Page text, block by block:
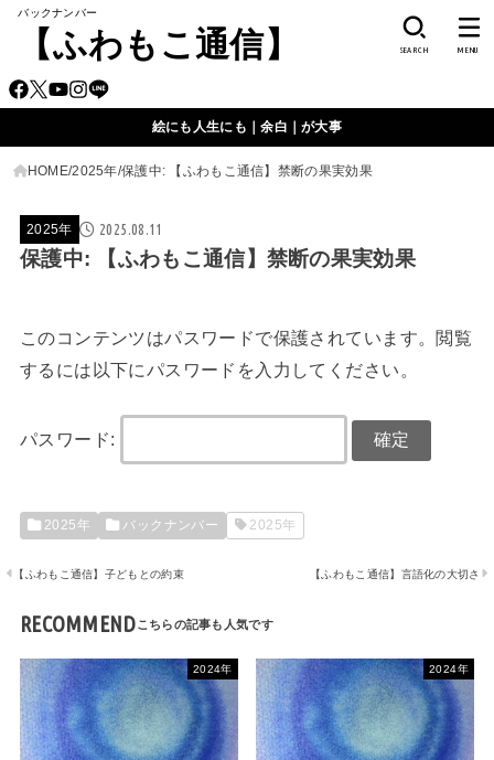
バックナンバー
【ふわもこ通信】 SEARCH MENU
絵にも人生にも｜余白｜が大事
HOME 2025年 保護中: 【ふわもこ通信】禁断の果実効果
2025年 2025.08.11
保護中: 【ふわもこ通信】禁断の果実効果
このコンテンツはパスワードで保護されています。閲覧
するには以下にパスワードを入力してください。
パスワード:
2025年 バックナンバー 2025年
【ふわもこ通信】子どもとの約束 【ふわもこ通信】言語化の大切さ
RECOMMEND
2024年 2024年